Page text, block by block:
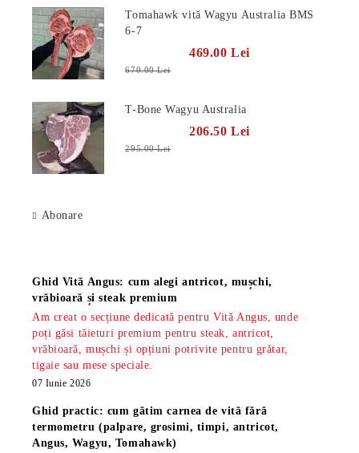
Tomahawk vită Wagyu Australia BMS
6-7
469.00 Lei
670.00 Lei
T-Bone Wagyu Australia
206.50 Lei
295.00 Lei
Abonare
Ghid Vită Angus: cum alegi antricot, mușchi,
vrăbioară și steak premium
Am creat o secțiune dedicată pentru Vită Angus, unde
poți găsi tăieturi premium pentru steak, antricot,
vrăbioară, mușchi și opțiuni potrivite pentru grătar,
tigaie sau mese speciale.
07 Iunie 2026
Ghid practic: cum gătim carnea de vită fără
termometru (palpare, grosimi, timpi, antricot,
Angus, Wagyu, Tomahawk)